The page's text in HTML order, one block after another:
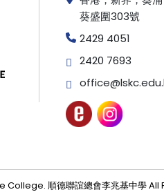
葵盛圍303號
2429 4051
2420 7693
College. 順德聯誼總會李兆基中學